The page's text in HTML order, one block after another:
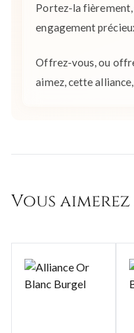
Portez-la fièrement,
engagement
Offrez-vous, ou
aimez, cette
Vous aimerez